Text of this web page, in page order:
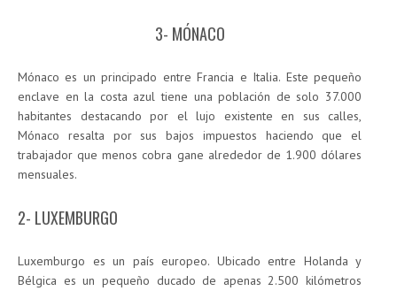
3- MÓNACO
Mónaco es un principado entre Francia e Italia. Este pequeño
enclave en la costa azul tiene una población de solo 37.000
habitantes destacando por el lujo existente en sus calles,
Mónaco resalta por sus bajos impuestos haciendo que el
trabajador que menos cobra gane alrededor de 1.900 dólares
mensuales.
2- LUXEMBURGO
Luxemburgo es un país europeo. Ubicado entre Holanda y
Bélgica es un pequeño ducado de apenas 2.500 kilómetros